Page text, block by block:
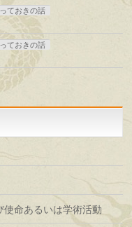
ておきの話
ておきの話
命あるいは学術活動